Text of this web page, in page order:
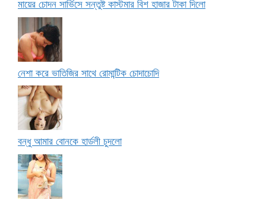
মায়ের চোদন সার্ভিসে সন্তুষ্ট কাস্টমার বিশ হাজার টাকা দিলো
নেশা করে ভাতিজির সাথে রোমান্টিক চোদাচোদি
বন্ধু আমার বোনকে হার্ডলী চুদলো